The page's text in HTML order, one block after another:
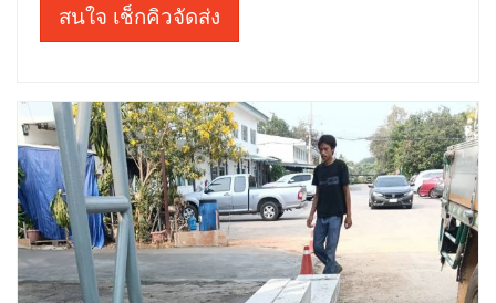
สนใจ เช็กคิวจัดส่ง